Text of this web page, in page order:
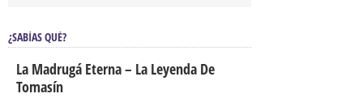
¿SABÍAS QUÉ?
La Madrugá Eterna – La Leyenda De
Tomasín